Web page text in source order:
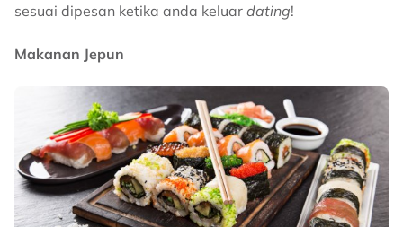
sesuai dipesan ketika anda keluar dating!
Makanan Jepun